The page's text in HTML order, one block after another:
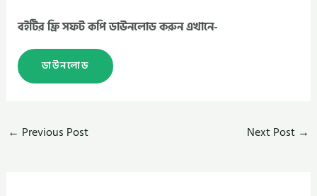
বইটির ফ্রি সফট কপি ডাউনলোড করুন এখানে-
ডাউনলোড
← Previous Post Next Post →